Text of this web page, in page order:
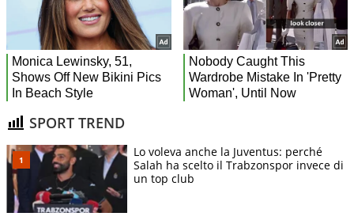
SPORT TREND
Lo voleva anche la Juventus: perché
Salah ha scelto il Trabzonspor invece di
un top club